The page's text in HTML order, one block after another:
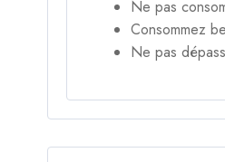
Ne pas
Consommez
Ne pas